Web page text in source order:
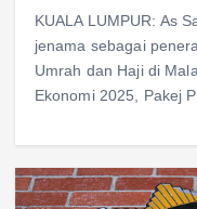
KUALA LUMPUR: As
jenama sebagai
Umrah dan Haji di
Ekonomi 2025, Pakej